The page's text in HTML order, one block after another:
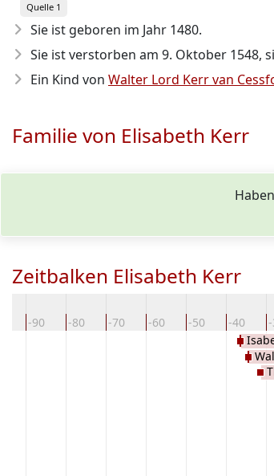
Quelle 1
Sie ist geboren im Jahr 1480.
Sie ist verstorben am 9. Oktober 1548,
Ein Kind von Walter Lord Kerr van
Familie von Elisabeth Kerr
Zeitbalken Elisabeth Kerr
-90 -80 -70 -60 -50 -40